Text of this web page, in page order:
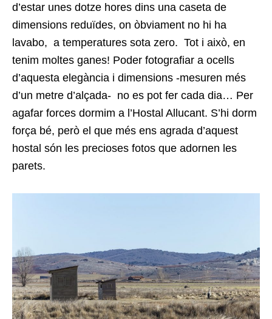
d’estar unes dotze hores dins una caseta de
dimensions reduïdes, on òbviament no hi ha
lavabo, a temperatures sota zero. Tot i això, en
tenim moltes ganes! Poder fotografiar a ocells
d’aquesta elegància i dimensions -mesuren més
d’un metre d’alçada- no es pot fer cada dia… Per
agafar forces dormim a l’Hostal Allucant. S’hi dorm
força bé, però el que més ens agrada d’aquest
hostal són les precioses fotos que adornen les
parets.